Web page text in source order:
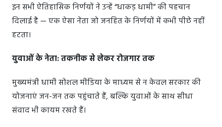
इन सभी ऐतिहासिक निर्णयों ने उन्हें “धाकड़ धामी” की पहचान
दिलाई है — एक ऐसा नेता जो जनहित के निर्णयों में कभी पीछे नहीं
हटता।
युवाओं के नेता: तकनीक से लेकर रोजगार तक
मुख्यमंत्री धामी सोशल मीडिया के माध्यम से न केवल सरकार की
योजनाएं जन-जन तक पहुंचाते हैं, बल्कि युवाओं के साथ सीधा
संवाद भी कायम रखते हैं।